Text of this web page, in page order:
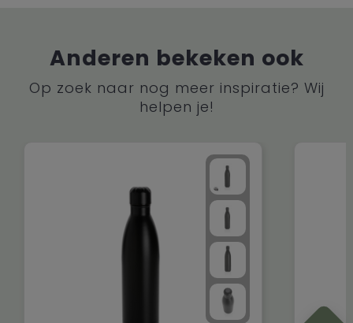
Anderen bekeken ook
Op zoek naar nog meer inspiratie? Wij
helpen je!